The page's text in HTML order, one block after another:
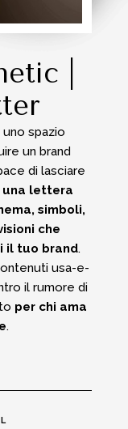
|
uno spazio
un brand
di lasciare
una lettera
simboli,
che
il tuo brand.
usa-e-
il rumore di
per chi ama
.